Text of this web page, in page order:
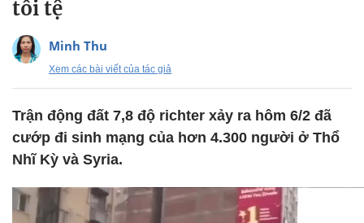
tồi tệ
Minh Thu
Xem các bài viết của tác giả
Trận động đất 7,8 độ richter xảy ra hôm 6/2 đã
cướp đi sinh mạng của hơn 4.300 người ở Thổ
Nhĩ Kỳ và Syria.